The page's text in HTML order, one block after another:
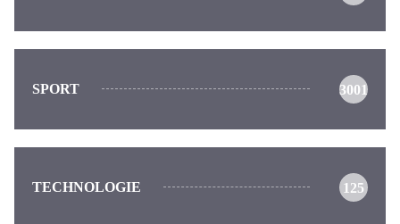
SPORT 3001
TECHNOLOGIE 125